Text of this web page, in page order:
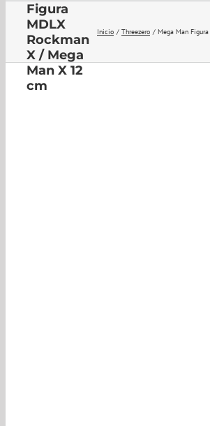
Figura
MDLX
Rockman
X / Mega
Man X 12
cm
Inicio Threezero Mega Man